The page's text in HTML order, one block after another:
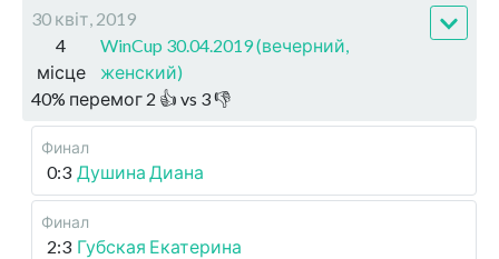
30 квіт, 2019
4
місце
WinCup 30.04.2019 (вечерний,
женский)
40% перемог 2 👍 vs 3👎
Финал
0:3 Душина Диана
Финал
2:3 Губская Екатерина